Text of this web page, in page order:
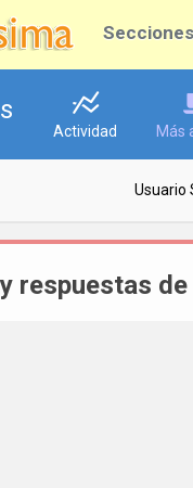
Secciones
Actividad Más
Usuario
respuestas